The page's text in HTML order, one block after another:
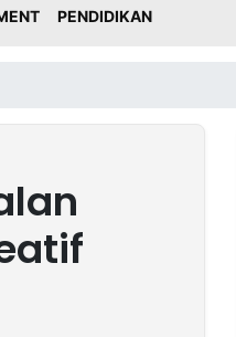
PENDIDIKAN